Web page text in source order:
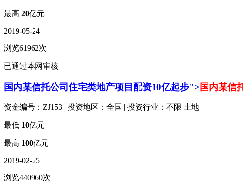
最高 20亿元
2019-05-24
浏览61962次
已通过本网审核
国内某信托公司住宅类地产项目配资10亿起步">国内某信
资金编号：ZJ153 | 投资地区：全国 | 投资行业：不限 土地
最低 10亿元
最高 100亿元
2019-02-25
浏览440960次